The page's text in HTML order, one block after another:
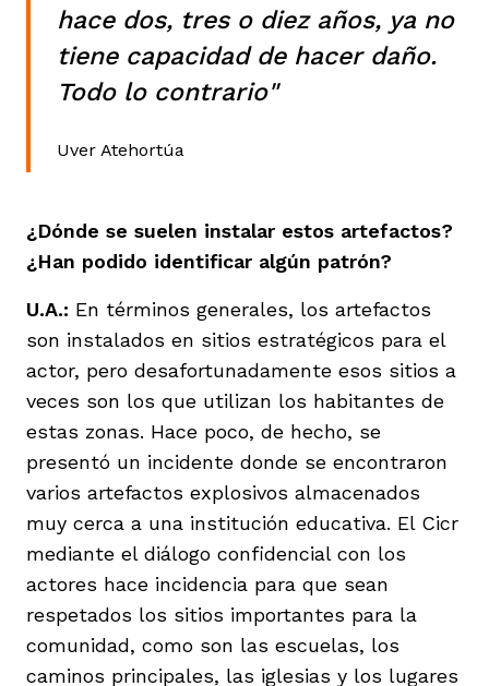
hace dos, tres o diez años, ya no
tiene capacidad de hacer daño.
Todo lo contrario"
Uver Atehortúa
¿Dónde se suelen instalar estos artefactos?
¿Han podido identificar algún patrón?
U.A.: En términos generales, los artefactos
son instalados en sitios estratégicos para el
actor, pero desafortunadamente esos sitios a
veces son los que utilizan los habitantes de
estas zonas. Hace poco, de hecho, se
presentó un incidente donde se encontraron
varios artefactos explosivos almacenados
muy cerca a una institución educativa. El Cicr
mediante el diálogo confidencial con los
actores hace incidencia para que sean
respetados los sitios importantes para la
comunidad, como son las escuelas, los
caminos principales, las iglesias y los lugares